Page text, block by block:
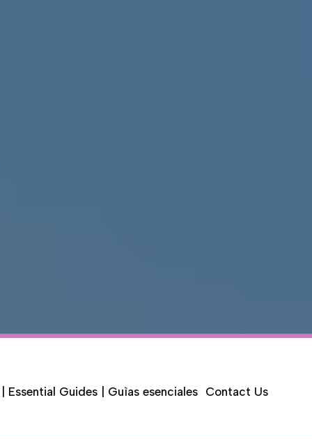
Essential Guides | Guìas esenciales Contact Us